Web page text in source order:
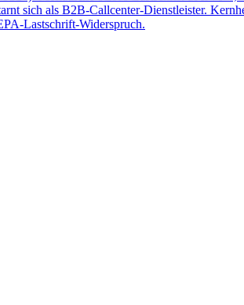
sich als B2B-Callcenter-Dienstleister.
Lastschrift-Widerspruch.